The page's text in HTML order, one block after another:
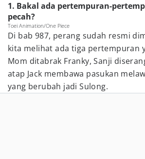
1. Bakal ada pertempuran-
pecah?
Toei Animation/One Piece
Di bab 987, perang sudah resmi
kita melihat ada tiga pertempuran
Mom ditabrak Franky, Sanji
atap Jack membawa pasukan
yang berubah jadi Sulong.